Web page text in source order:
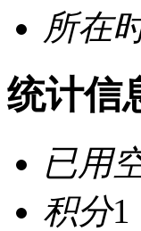
所在
统计信
已用
积分1